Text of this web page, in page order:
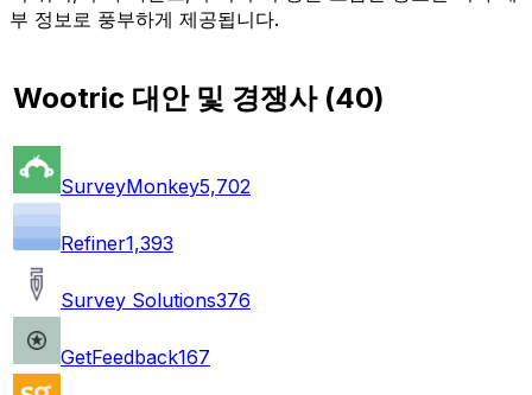
부 정보로 풍부하게 제공됩니다.
Wootric 대안 및 경쟁사(40)
SurveyMonkey5,702
Refiner1,393
Survey Solutions376
GetFeedback167